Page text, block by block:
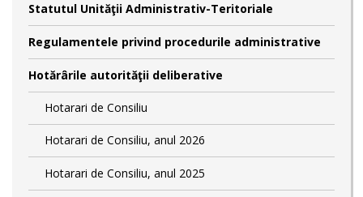
Statutul Unităţii Administrativ-Teritoriale
Regulamentele privind procedurile administrative
Hotărârile autorităţii deliberative
Hotarari de Consiliu
Hotarari de Consiliu, anul 2026
Hotarari de Consiliu, anul 2025